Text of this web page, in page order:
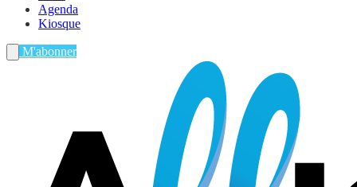
Agenda
Kiosque
M'abonner